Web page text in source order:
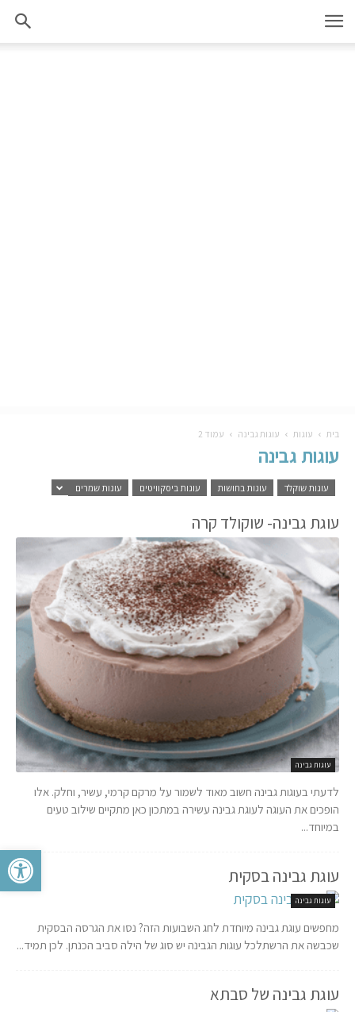
פתח
בית עוגות עוגות גבינה עמוד 2
עוגות גבינה
עוגות שוקלד עוגות בחושות עוגות ביסקוויטים עוגות שמרים
עוגת גבינה- שוקולד קרה
עוגות גבינה
לדעתי בעוגות גבינה חשוב מאוד לשמור על מרקם קרמי, עשיר, וחלק. אלו
הופכים את העוגה לעוגת גבינה עשירה במתכון כאן מתקיים שילוב טעים
במיוחד...
עוגת גבינה בסקית
עוגות גבינה
מחפשים עוגת גבינה מיוחדת לחג השבועות הזה? נסו את הגרסה הבסקית
שכבשה את הרשתלכל עוגות הגבינה יש סוג של הילה סביב הכנתן. לכן תמיד...
עוגת גבינה של סבתא